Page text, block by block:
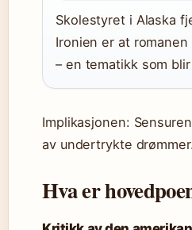
Skolestyret i Alaska
Ironien er at
– en tematikk som
Implikasjonen:
av undertrykte drømmer.
Hva er